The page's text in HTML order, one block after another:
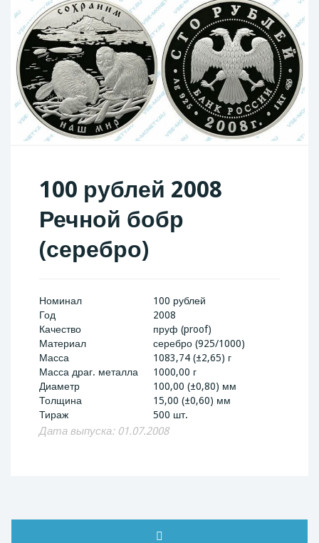
100 рублей 2008
Речной бобр
(серебро)
Номинал
100 рублей
Год
2008
Качество
пруф (proof)
Материал
серебро (925/1000)
Масса
1083,74 (±2,65) г
Масса драг. металла
1000,00 г
Диаметр
100,00 (±0,80) мм
Толщина
15,00 (±0,60) мм
Тираж
500 шт.
Дата выпуска: 01.07.2008